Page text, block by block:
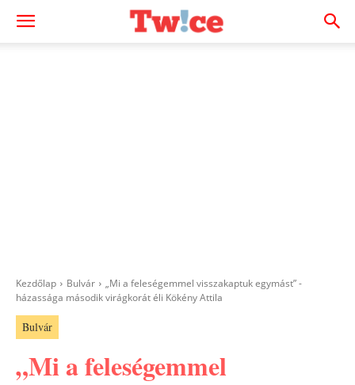
Kezdőlap Bulvár
„Mi a feleségemmel visszakaptuk egymást” -
házassága második virágkorát éli Kökény Attila
Bulvár
„Mi a feleségemmel